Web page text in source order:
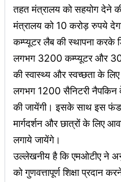
तहत मंत्रालय को सहयोग देने
मंत्रालय को 10 करोड़ रुपये
कम्प्यूटर लैब की स्थापना करके
लगभग 3200 कम्प्यूटर और
की स्वास्थ्य और स्वच्छता के
लगभग 1200 सैनिटरी नैपकिन
की जायेंगी। इसके साथ इस फंड
मार्गदर्शन और छात्रों के लिए
लगाये जायेंगे।
उल्लेखनीय है कि एमओटीए ने
को गुणवत्तापूर्ण शिक्षा प्रदान